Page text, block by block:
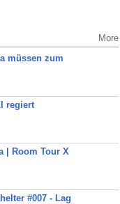
More
müssen zum
regiert
| Room Tour X
#007 - Lag